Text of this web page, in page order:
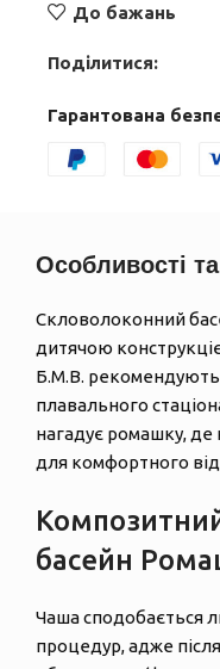
До бажань
Поділитися:
Гарантована
Особливості
Скловолоконний
дитячою
Б.М.В.
плавального
нагадує ромашку,
для комфортного
басейн
Чаша сподобається
процедур, адже